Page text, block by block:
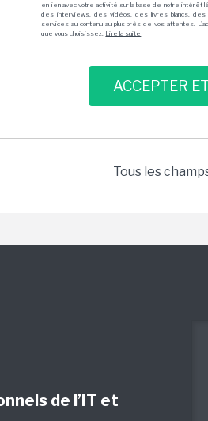
en lien avec votre activité sur la base de notre intérêt
des interviews, des vidéos, des livres blancs,
services au contenu au plus près de vos attentes.
que vous choisissez. Lire la suite
Tous les
de l’IT et